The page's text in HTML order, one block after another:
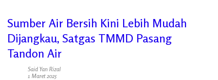
Sumber Air Bersih Kini Lebih Mudah
Dijangkau, Satgas TMMD Pasang
Tandon Air
Said Yan Rizal
1 Maret 2025